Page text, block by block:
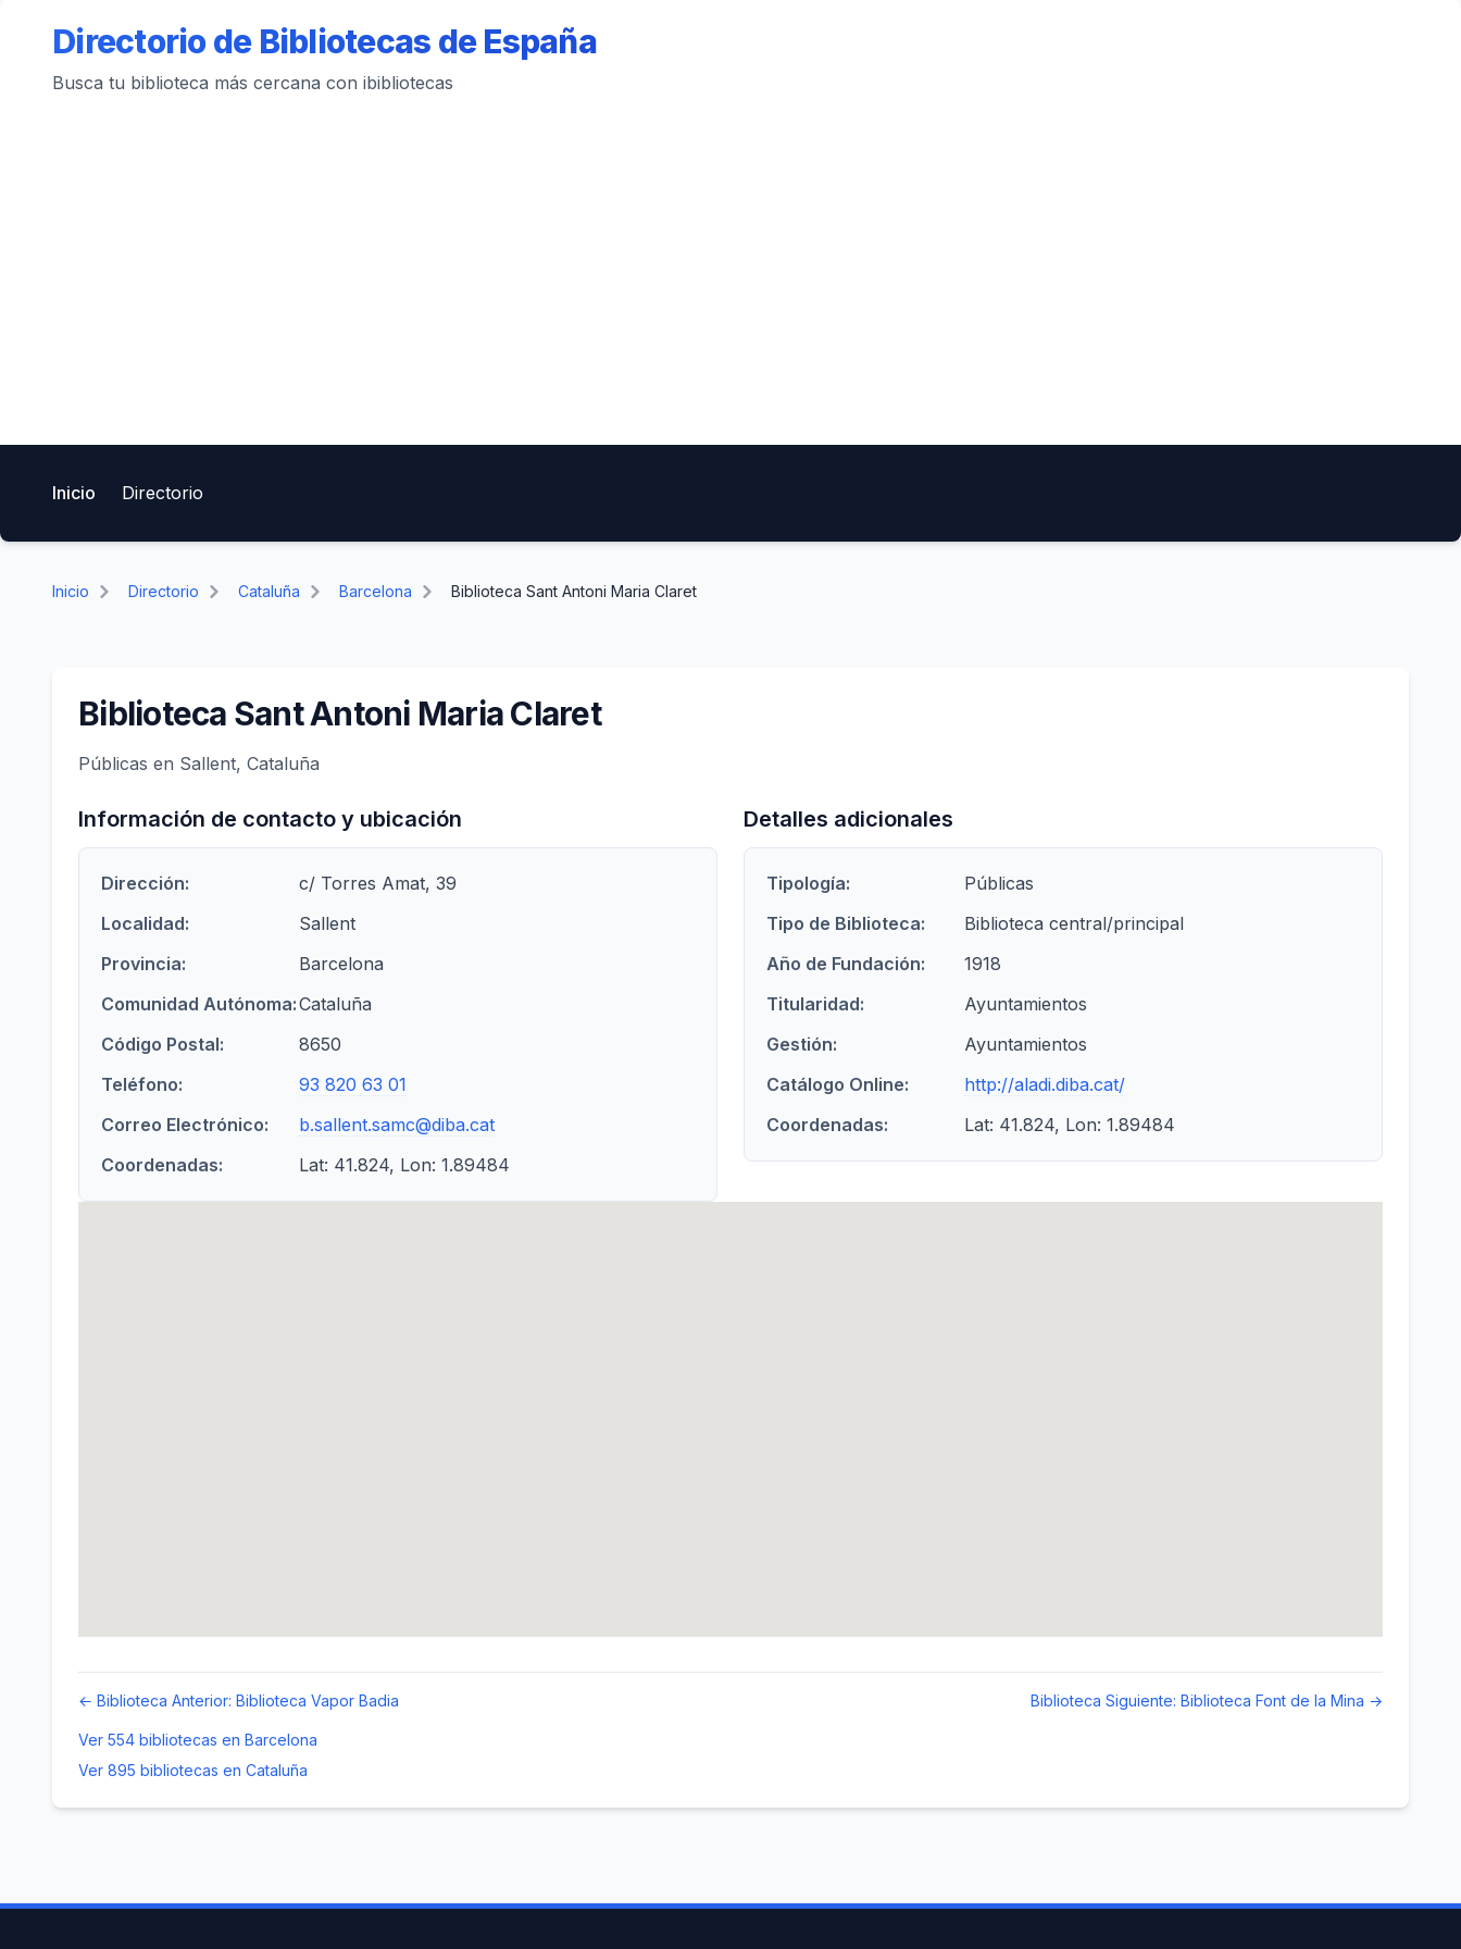
Directorio de Bibliotecas de España
Busca tu biblioteca más cercana con ibibliotecas
Inicio Directorio
Inicio Directorio Cataluña Barcelona Biblioteca Sant Antoni Maria Claret
Biblioteca Sant Antoni Maria Claret
Públicas en Sallent, Cataluña
Información de contacto y ubicación
Dirección:
c/ Torres Amat, 39
Localidad:
Sallent
Provincia:
Barcelona
Comunidad Autónoma:Cataluña
Código Postal:
8650
Teléfono:
93 820 63 01
Correo Electrónico:
b.sallent.samc@diba.cat
Coordenadas:
Lat: 41.824, Lon: 1.89484
Detalles adicionales
Tipología:
Públicas
Tipo de Biblioteca:
Biblioteca central/principal
Año de Fundación:
1918
Titularidad:
Ayuntamientos
Gestión:
Ayuntamientos
Catálogo Online:
http://aladi.diba.cat/
Coordenadas:
Lat: 41.824, Lon: 1.89484
← Biblioteca Anterior: Biblioteca Vapor Badia Biblioteca Siguiente: Biblioteca Font de la Mina →
Ver 554 bibliotecas en Barcelona
Ver 895 bibliotecas en Cataluña